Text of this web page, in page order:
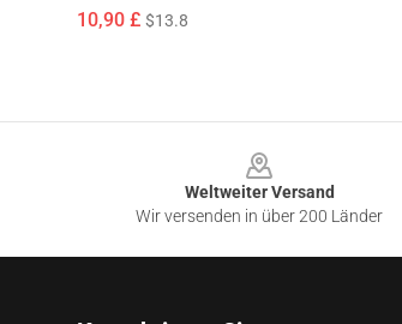
10,90 £ $13.8
Weltweiter Versand
Wir versenden in über 200 Länder